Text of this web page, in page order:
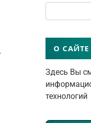
О САЙТЕ
Здесь Вы
технологий